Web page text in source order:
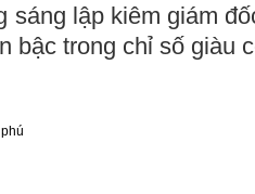
sáng lập kiêm giám
bậc trong chỉ số giàu